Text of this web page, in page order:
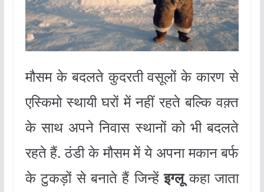
मौसम के बदलते कुदरती वसूलों के कारण से
एस्किमो स्थायी घरों में नहीं रहते बल्कि वक़्त
के साथ अपने निवास स्थानों को भी बदलते
रहते हैं. ठंडी के मौसम में ये अपना मकान बर्फ
के टुकड़ों से बनाते हैं जिन्हेंइग्लूकहा जाता